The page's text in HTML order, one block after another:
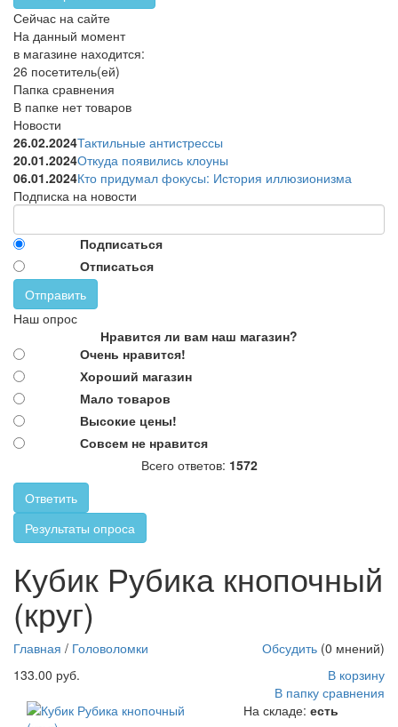
Сейчас на сайте
На данный момент
в магазине находится:
26 посетитель(ей)
Папка сравнения
В папке нет товаров
Новости
26.02.2024Тактильные антистрессы
20.01.2024Откуда появились клоуны
06.01.2024Кто придумал фокусы: История иллюзионизма
Подписка на новости
Подписаться
Отписаться
Отправить
Наш опрос
Нравится ли вам наш магазин?
Очень нравится!
Хороший магазин
Мало товаров
Высокие цены!
Совсем не нравится
Всего ответов: 1572
Ответить
Результаты опроса
http://parkservis.ru/data/small/89585.jpg
http://parkservis.ru/product_4347.html 5 1 133 USD In stock New
Кубик Рубика кнопочный
(круг)
Обсудить (0 мнений)
Главная / Головоломки
133.00 руб.
В корзину
В папку сравнения
На складе: есть